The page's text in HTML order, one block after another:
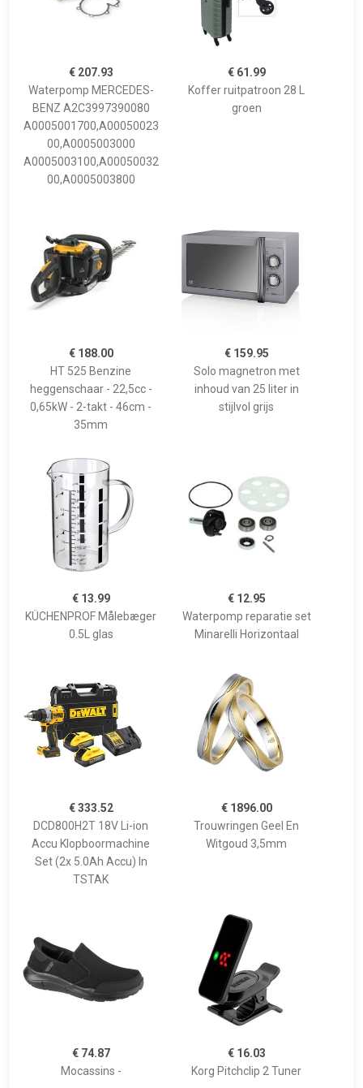
€ 207.93
Waterpomp MERCEDES-
BENZ A2C3997390080
A0005001700,A00050023
00,A0005003000
A0005003100,A00050032
00,A0005003800
€ 61.99
Koffer ruitpatroon 28 L
groen
€ 188.00
HT 525 Benzine
heggenschaar - 22,5cc -
0,65kW - 2-takt - 46cm -
35mm
€ 159.95
Solo magnetron met
inhoud van 25 liter in
stijlvol grijs
€ 13.99
KÜCHENPROF Målebæger
0.5L glas
€ 12.95
Waterpomp reparatie set
Minarelli Horizontaal
€ 333.52
DCD800H2T 18V Li-ion
Accu Klopboormachine
Set (2x 5.0Ah Accu) In
TSTAK
€ 1896.00
Trouwringen Geel En
Witgoud 3,5mm
€ 74.87
Mocassins -
€ 16.03
Korg Pitchclip 2 Tuner